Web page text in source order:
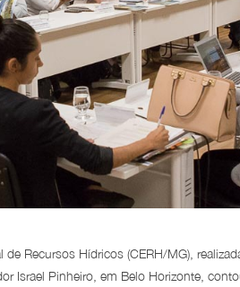
Recursos Hídricos (CERH/MG),
Israel Pinheiro, em Belo Horizonte,